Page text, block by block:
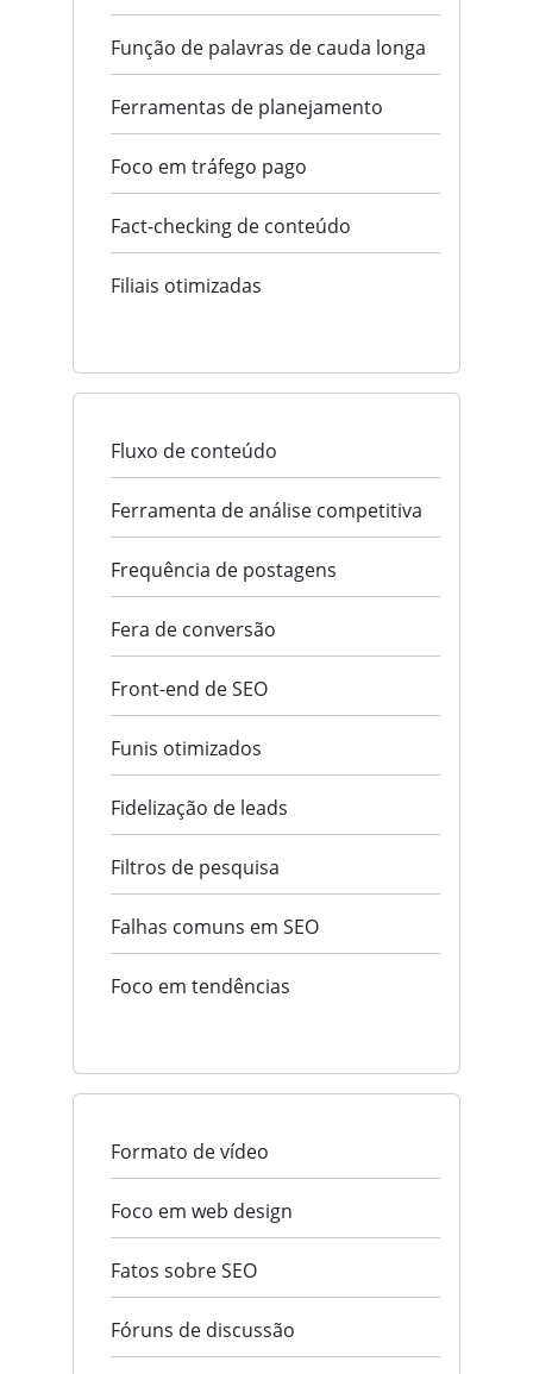
Função de palavras de cauda longa
Ferramentas de planejamento
Foco em tráfego pago
Fact-checking de conteúdo
Filiais otimizadas
Fluxo de conteúdo
Ferramenta de análise competitiva
Frequência de postagens
Fera de conversão
Front-end de SEO
Funis otimizados
Fidelização de leads
Filtros de pesquisa
Falhas comuns em SEO
Foco em tendências
Formato de vídeo
Foco em web design
Fatos sobre SEO
Fóruns de discussão